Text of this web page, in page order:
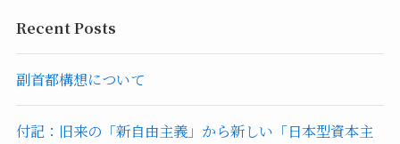
Recent Posts
副首都構想について
付記：旧来の「新自由主義」から新しい「日本型資本主